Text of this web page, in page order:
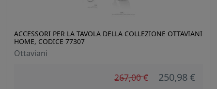
ACCESSORI PER LA TAVOLA DELLA COLLEZIONE OTTAVIANI
HOME, CODICE 77307
Ottaviani
267,00 € 250,98 €